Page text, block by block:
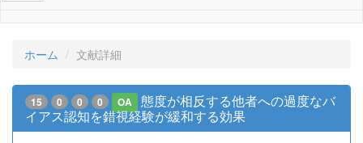
ホーム 文献詳細
15 0 0 0 OA
態度が相反する他者への過度なバ
イアス認知を錯視経験が緩和する効果